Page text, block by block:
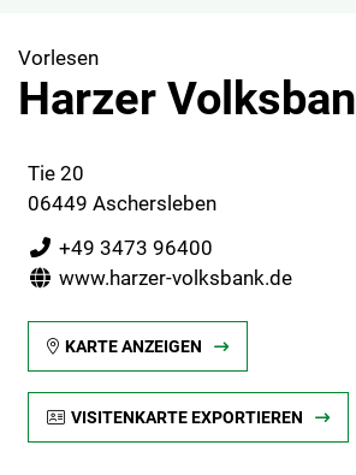
Vorlesen
Harzer
Tie 20
06449 Aschersleben
+49 3473 96400
www.harzer-volksbank.de
KARTE ANZEIGEN
VISITENKARTE EXPORTIEREN